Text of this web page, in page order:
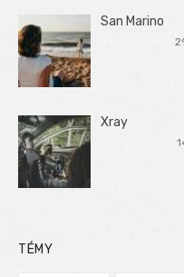
San Marino
Xray
TÉMY